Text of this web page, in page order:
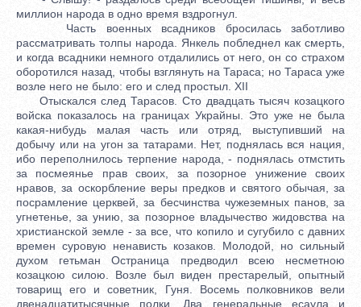
миллион народа в одно время вздрогнул.
Часть военных всадников бросилась заботливо
рассматривать толпы народа. Янкель побледнел как смерть,
и когда всадники немного отдалились от него, он со страхом
оборотился назад, чтобы взглянуть на Тараса; но Тараса уже
возле него не было: его и след простыл. XII
Отыскался след Тарасов. Сто двадцать тысяч козацкого
войска показалось на границах Украйны. Это уже не была
какая-нибудь малая часть или отряд, выступивший на
добычу или на угон за татарами. Нет, поднялась вся нация,
ибо переполнилось терпение народа, - поднялась отмстить
за посмеянье прав своих, за позорное унижение своих
нравов, за оскорбление веры предков и святого обычая, за
посрамление церквей, за бесчинства чужеземных панов, за
угнетенье, за унию, за позорное владычество жидовства на
христианской земле - за все, что копило и сугубило с давних
времен суровую ненависть козаков. Молодой, но сильный
духом гетьман Остраница предводил всею несметною
козацкою силою. Возле был виден престарелый, опытный
товарищ его и советник, Гуня. Восемь полковников вели
двенадцатитысячные полки. Два генеральные есаула и